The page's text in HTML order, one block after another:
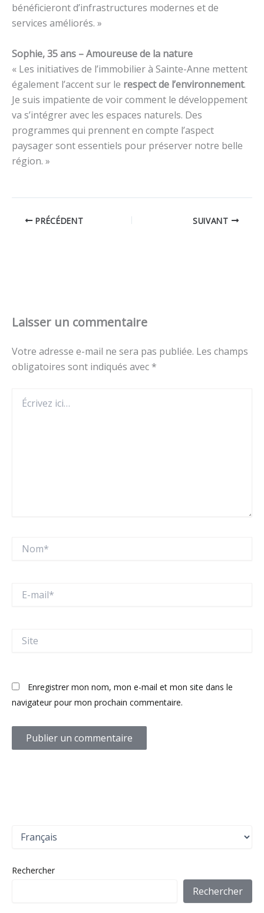
bénéficieront d’infrastructures modernes et de
services améliorés. »
Sophie, 35 ans – Amoureuse de la nature
« Les initiatives de l’immobilier à Sainte-Anne mettent
également l’accent sur le respect de l’environnement.
Je suis impatiente de voir comment le développement
va s’intégrer avec les espaces naturels. Des
programmes qui prennent en compte l’aspect
paysager sont essentiels pour préserver notre belle
région. »
PRÉCÉDENT SUIVANT
Laisser un commentaire
Votre adresse e-mail ne sera pas publiée. Les champs
obligatoires sont indiqués avec *
ici…
mail*
Enregistrer mon nom, mon e-mail et mon site dans le
navigateur pour mon prochain commentaire.
i
s
Rechercher
Rechercher